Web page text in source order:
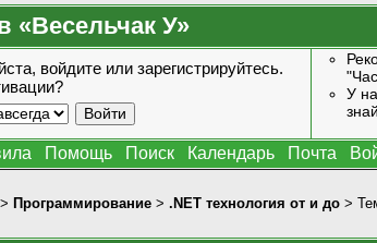
«Весельчак У»
войдите или зарегистрируйтесь.
У
Помощь Поиск Календарь Почта
> Программирование > .NET технология от и до >